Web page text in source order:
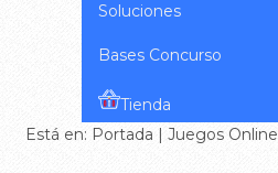
Soluciones
Bases Concurso
Tienda
Está en: Portada | Juegos Online